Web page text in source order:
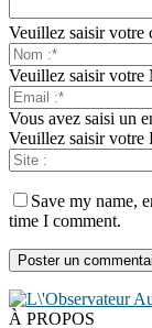
Veuillez saisir votre
Veuillez saisir votre
Vous avez saisi un
Veuillez saisir votre
Save my name,
time I comment.
À PROPOS